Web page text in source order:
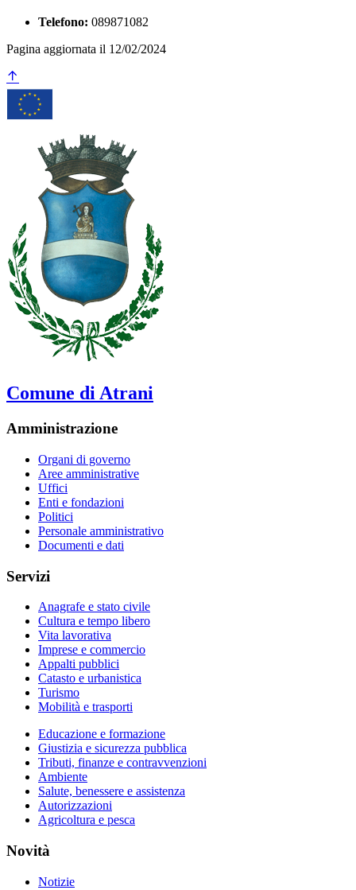
Telefono: 089871082
Pagina aggiornata il 12/02/2024
Comune di Atrani
Amministrazione
Organi di governo
Aree amministrative
Uffici
Enti e fondazioni
Politici
Personale amministrativo
Documenti e dati
Servizi
Anagrafe e stato civile
Cultura e tempo libero
Vita lavorativa
Imprese e commercio
Appalti pubblici
Catasto e urbanistica
Turismo
Mobilità e trasporti
Educazione e formazione
Giustizia e sicurezza pubblica
Tributi, finanze e contravvenzioni
Ambiente
Salute, benessere e assistenza
Autorizzazioni
Agricoltura e pesca
Novità
Notizie